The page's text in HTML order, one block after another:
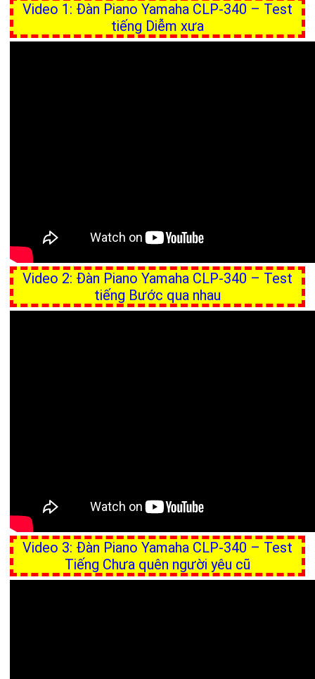
Video 1: Đàn Piano Yamaha CLP-340 – Test
tiếng Diễm xưa
Video 2: Đàn Piano Yamaha CLP-340 – Test
tiếng Bước qua nhau
Video 3: Đàn Piano Yamaha CLP-340 – Test
Tiếng Chưa quên người yêu cũ